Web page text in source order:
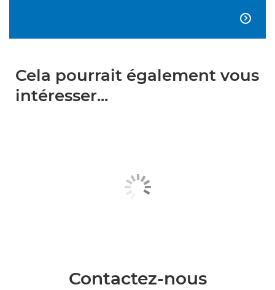

Cela pourrait également vous
intéresser...
Contactez-nous